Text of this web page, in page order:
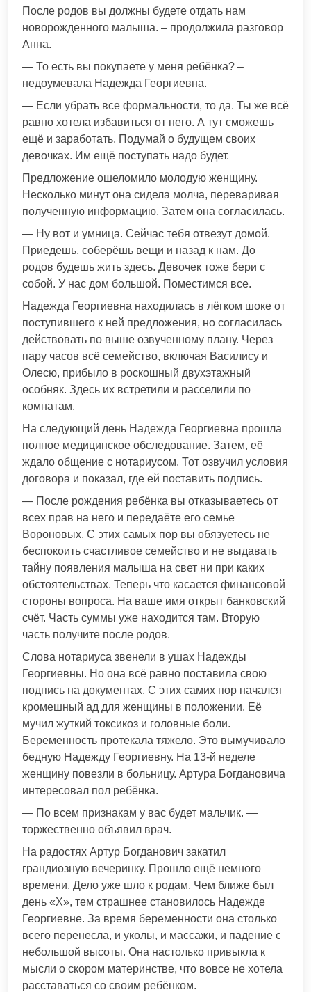
После родов вы должны будете отдать нам
новорожденного малыша. – продолжила разговор
Анна.
— То есть вы покупаете у меня ребёнка? –
недоумевала Надежда Георгиевна.
— Если убрать все формальности, то да. Ты же всё
равно хотела избавиться от него. А тут сможешь
ещё и заработать. Подумай о будущем своих
девочках. Им ещё поступать надо будет.
Предложение ошеломило молодую женщину.
Несколько минут она сидела молча, переваривая
полученную информацию. Затем она согласилась.
— Ну вот и умница. Сейчас тебя отвезут домой.
Приедешь, соберёшь вещи и назад к нам. До
родов будешь жить здесь. Девочек тоже бери с
собой. У нас дом большой. Поместимся все.
Надежда Георгиевна находилась в лёгком шоке от
поступившего к ней предложения, но согласилась
действовать по выше озвученному плану. Через
пару часов всё семейство, включая Василису и
Олесю, прибыло в роскошный двухэтажный
особняк. Здесь их встретили и расселили по
комнатам.
На следующий день Надежда Георгиевна прошла
полное медицинское обследование. Затем, её
ждало общение с нотариусом. Тот озвучил условия
договора и показал, где ей поставить подпись.
— После рождения ребёнка вы отказываетесь от
всех прав на него и передаёте его семье
Вороновых. С этих самых пор вы обязуетесь не
беспокоить счастливое семейство и не выдавать
тайну появления малыша на свет ни при каких
обстоятельствах. Теперь что касается финансовой
стороны вопроса. На ваше имя открыт банковский
счёт. Часть суммы уже находится там. Вторую
часть получите после родов.
Слова нотариуса звенели в ушах Надежды
Георгиевны. Но она всё равно поставила свою
подпись на документах. С этих самих пор начался
кромешный ад для женщины в положении. Её
мучил жуткий токсикоз и головные боли.
Беременность протекала тяжело. Это вымучивало
бедную Надежду Георгиевну. На 13-й неделе
женщину повезли в больницу. Артура Богдановича
интересовал пол ребёнка.
— По всем признакам у вас будет мальчик. —
торжественно объявил врач.
На радостях Артур Богданович закатил
грандиозную вечеринку. Прошло ещё немного
времени. Дело уже шло к родам. Чем ближе был
день «Х», тем страшнее становилось Надежде
Георгиевне. За время беременности она столько
всего перенесла, и уколы, и массажи, и падение с
небольшой высоты. Она настолько привыкла к
мысли о скором материнстве, что вовсе не хотела
расставаться со своим ребёнком.